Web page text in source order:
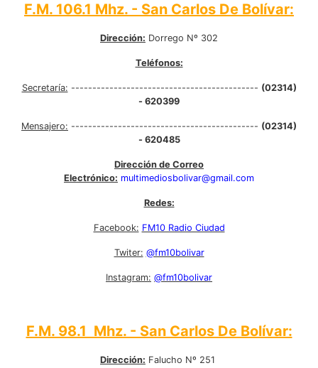
F.M. 106.1 Mhz. - San Carlos De Bolívar:
Dirección: Dorrego Nº 302
Teléfonos:
Secretaría: -------------------------------------------- (02314)
- 620399
Mensajero: -------------------------------------------- (02314)
- 620485
Dirección de Correo
Electrónico: multimediosbolivar@gmail.com
Redes:
Facebook: FM10 Radio Ciudad
Twiter: @fm10bolivar
Instagram: @fm10bolivar
F.M. 98.1 Mhz. - San Carlos De Bolívar:
Dirección: Falucho Nº 251